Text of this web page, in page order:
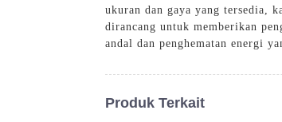
ukuran dan gaya yang tersedia,
dirancang untuk memberikan
andal dan penghematan energi
Produk Terkait